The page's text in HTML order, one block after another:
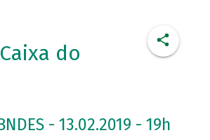
do
- 13.02.2019 - 19h